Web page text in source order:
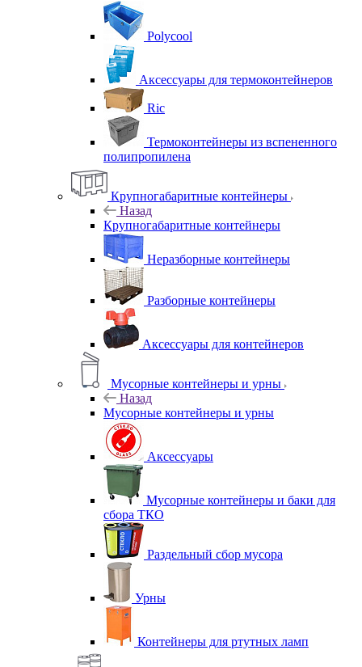
Polycool
Аксессуары для термоконтейнеров
Ric
Термоконтейнеры из вспененного
полипропилена
Крупногабаритные контейнеры
Назад
Крупногабаритные контейнеры
Неразборные контейнеры
Разборные контейнеры
Аксессуары для контейнеров
Мусорные контейнеры и урны
Назад
Мусорные контейнеры и урны
Аксессуары
Мусорные контейнеры и баки для
сбора ТКО
Раздельный сбор мусора
Урны
Контейнеры для ртутных ламп